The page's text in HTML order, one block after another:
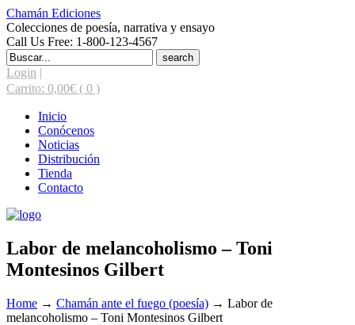
Chamán Ediciones
Colecciones de poesía, narrativa y ensayo
Call Us Free: 1-800-123-4567
Search
for:
Login |
Carrito: 0,00€ ( 0 )
Inicio
Conócenos
Noticias
Distribución
Tienda
Contacto
Labor de melancoholismo – Toni
Montesinos Gilbert
Home → Chamán ante el fuego (poesía) → Labor de
melancoholismo – Toni Montesinos Gilbert